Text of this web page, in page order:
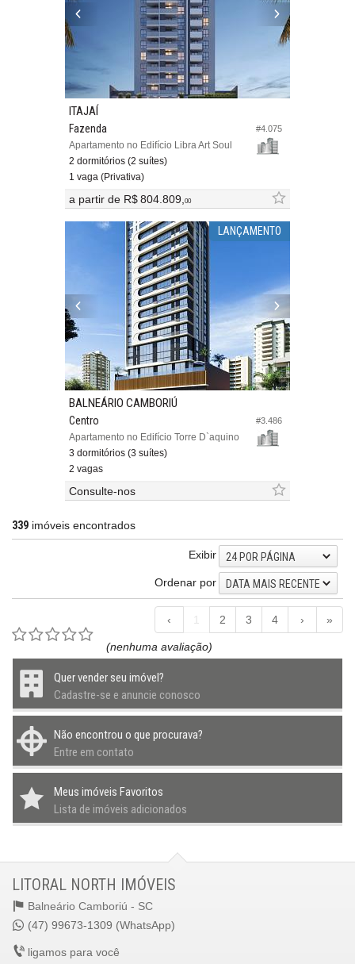
#4.075
ITAJAÍ
Fazenda
Apartamento no Edifício Libra Art Soul
2 dormitórios (2 suítes)
1 vaga (Privativa)
a partir de R$ 804.809,00
LANÇAMENTO
#3.486
BALNEÁRIO CAMBORIÚ
Centro
Apartamento no Edifício Torre D`aquino
3 dormitórios (3 suítes)
2 vagas
Consulte-nos
339 imóveis encontrados
Exibir
24 POR PÁGINA
Ordenar por
DATA MAIS RECENTE
‹ 2 3 4 › »
(nenhuma avaliação)
Quer vender seu imóvel?
Cadastre-se e anuncie conosco
Não encontrou o que procurava?
Entre em contato
Meus imóveis Favoritos
Lista de imóveis adicionados
LITORAL NORTH IMÓVEIS
Balneário Camboriú - SC
(47) 99673-1309 (WhatsApp)
ligamos para você